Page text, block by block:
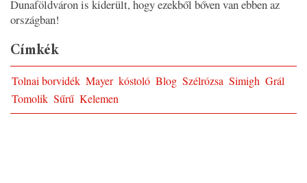
Dunaföldváron is kiderült, hogy ezekből bőven van ebben az
országban!
Címkék
Tolnai borvidék Mayer kóstoló Blog Szélrózsa Simigh Grál
Tomolik Sűrű Kelemen